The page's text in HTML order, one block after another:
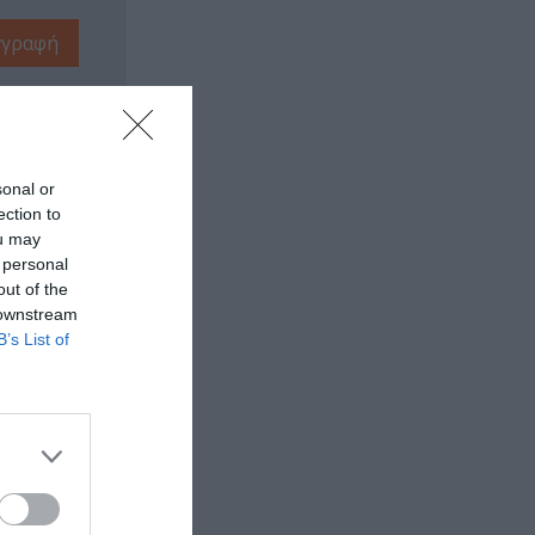
or
to
may
of the
List of